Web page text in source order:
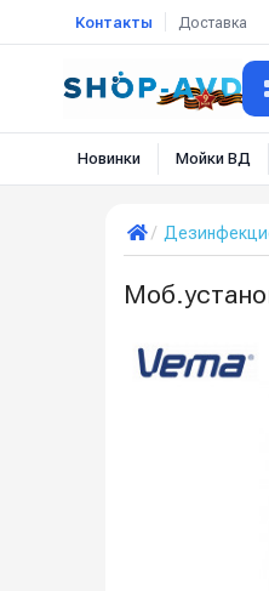
Контакты Доставка
Новинки Мойки ВД